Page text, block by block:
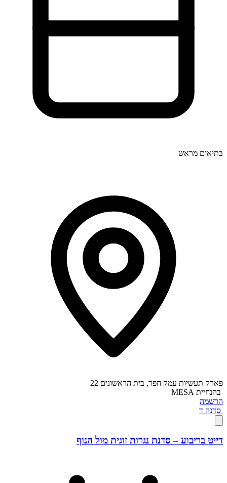
בתיאום מראש
פארק תעשיות עמק חפר, בית הראשונים 22
בהנחיית MESA
הרשמה
סדנה ד
דייט בריבוע – סדנת נגרות זוגית מול הנוף